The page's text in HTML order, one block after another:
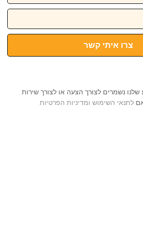
צרו איתי קשר
נשמרים לצורך הצעה או לצורך שירות
לתנאי השימוש ומדיניות הפרטיות